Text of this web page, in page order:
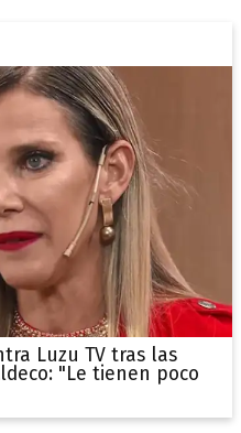
Luzu TV tras las
"Le tienen poco